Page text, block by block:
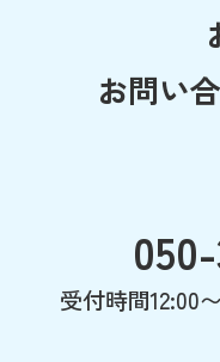
お問い
受付時間12:00